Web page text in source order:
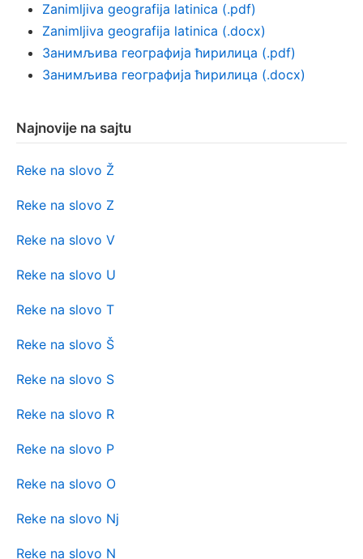
Zanimljiva geografija latinica (.pdf)
Zanimljiva geografija latinica (.docx)
Занимљива географија ћирилица (.pdf)
Занимљива географија ћирилица (.docx)
Najnovije na sajtu
Reke na slovo Ž
Reke na slovo Z
Reke na slovo V
Reke na slovo U
Reke na slovo T
Reke na slovo Š
Reke na slovo S
Reke na slovo R
Reke na slovo P
Reke na slovo O
Reke na slovo Nj
Reke na slovo N